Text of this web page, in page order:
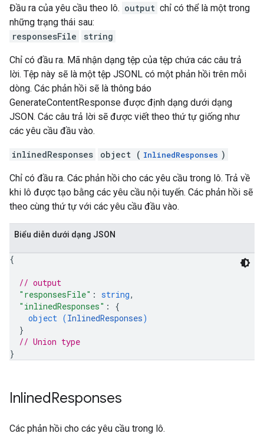
Đầu ra của yêu cầu theo lô. output chỉ có thể là một trong
những trạng thái sau:
responsesFile
string
Chỉ có đầu ra. Mã nhận dạng tệp của tệp chứa các câu trả
lời. Tệp này sẽ là một tệp JSONL có một phản hồi trên mỗi
dòng. Các phản hồi sẽ là thông báo
GenerateContentResponse được định dạng dưới dạng
JSON. Các câu trả lời sẽ được viết theo thứ tự giống như
các yêu cầu đầu vào.
inlinedResponses object ( InlinedResponses )
Chỉ có đầu ra. Các phản hồi cho các yêu cầu trong lô. Trả về
khi lô được tạo bằng các yêu cầu nội tuyến. Các phản hồi sẽ
theo cùng thứ tự với các yêu cầu đầu vào.
Biểu diễn dưới dạng JSON
{
// output
"responsesFile" : string,
"inlinedResponses" : {
object (InlinedResponses)
}
// Union type
}
InlinedResponses
Các phản hồi cho các yêu cầu trong lô.